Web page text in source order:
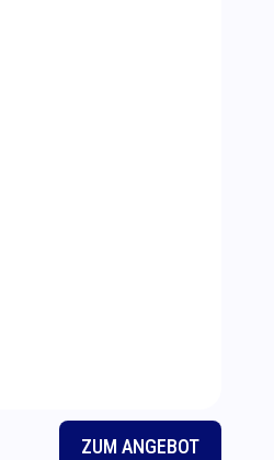
ZUM ANGEBOT